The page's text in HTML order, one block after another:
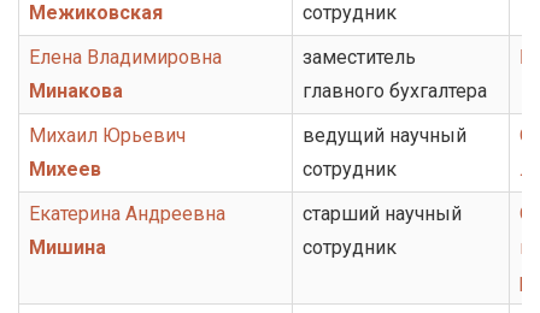
Межиковская
сотрудник
Елена Владимировна
Минакова
заместитель
главного бухгалтера
Михаил Юрьевич
Михеев
ведущий научный
сотрудник
Екатерина Андреевна
Мишина
старший научный
сотрудник